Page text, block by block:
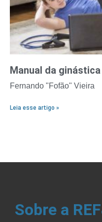
Manual da
Fernando "Fofão" Vieira
Leia esse artigo »
Sobre a